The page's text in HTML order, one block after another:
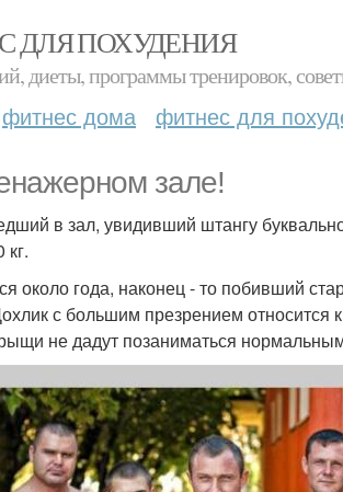
ДЛЯ ПОХУДЕНИЯ
диеты, программы тренировок,
фитнес дома фитнес для
зале!
в зал, увидивший штангу
около года, наконец - то побивший
с большим презрением
не дадут позаниматься